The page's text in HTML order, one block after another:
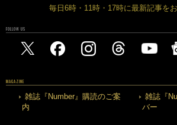
毎日6時・11時・17時に最新記事を
FOLLOW US
MAGAZINE
雑誌『Number』購読のご案
内
雑誌『
バー